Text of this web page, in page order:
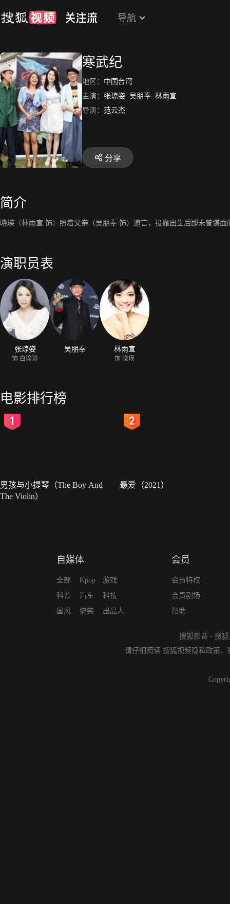
导航
寒武纪
地区： 中国台湾
主演： 张琼姿 吴朋奉 林雨宣
导演： 范云杰
分享
简介
晓瑛（林雨宣 饰）照着父亲（吴朋奉 饰）遗言，投靠出生后即未曾谋
演职员表
张琼姿
饰 白瑜珍
吴朋奉 林雨宣
饰 晓瑛
电影排行榜
男孩与小提琴（The Boy And
The Violin）
最爱（2021）
自媒体
全部
科普
国风
Kpop
汽车
搞笑
游戏
科技
出品人
会员
会员特权
会员剧场
帮助
搜狐影音 - 搜
请仔细阅读 搜狐视频隐私政策、